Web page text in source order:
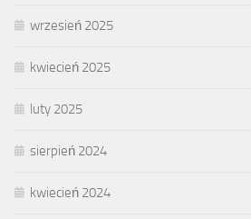
wrzesień 2025
kwiecień 2025
luty 2025
sierpień 2024
kwiecień 2024